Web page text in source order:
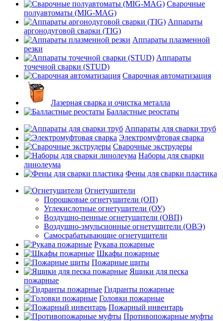
Сварочные
полуавтоматы (MIG-MAG)
Аппараты
аргонодуговой сварки (TIG)
Аппараты плазменной
резки
Аппараты
точечной сварки (STUD)
Сварочная автоматизация
Лазерная сварка и очистка металла
Балластные реостаты
Аппараты для сварки труб
Электромуфтовая сварка
Сварочные экструдеры
Наборы для сварки
линолеума
Фены для сварки пластика
Огнетушители
Порошковые огнетушители (ОП)
Углекислотные огнетушители (ОУ)
Воздушно-пенные огнетушители (ОВП)
Воздушно-эмульсионные огнетушители (ОВЭ)
Самосрабатывающие огнетушители
Рукава пожарные
Шкафы пожарные
Пожарные щиты
Ящики для песка
пожарные
Гидранты пожарные
Головки пожарные
Пожарный инвентарь
Противопожарные муфты